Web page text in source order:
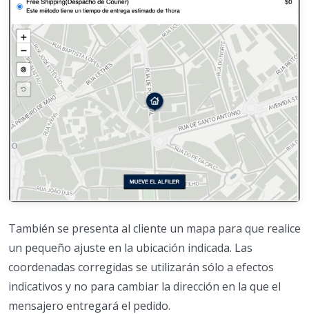
También se presenta al cliente un mapa para que realice
un pequeño ajuste en la ubicación indicada. Las
coordenadas corregidas se utilizarán sólo a efectos
indicativos y no para cambiar la dirección en la que el
mensajero entregará el pedido.